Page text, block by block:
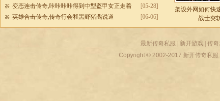
[05-28]
变态连击传奇,咔咔咔咔得到中型盔甲女正走着
[06-06]
英雄合击传奇,传奇行会和黑野猪矞说道
架设外网如何快
战士突
最新传奇私服 新开游戏 传
Copyright © 2002-2017 新开传奇私服